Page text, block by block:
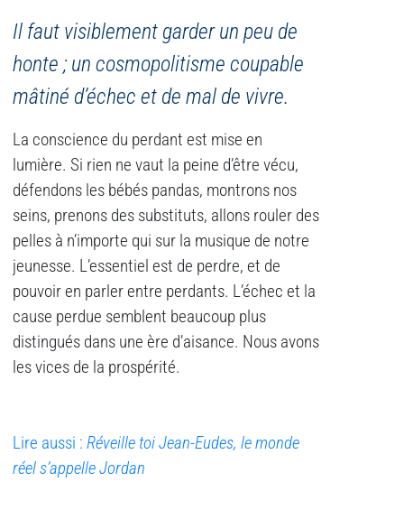
Il faut visiblement garder un peu de
honte ; un cosmopolitisme coupable
mâtiné d’échec et de mal de vivre.
La conscience du perdant est mise en
lumière. Si rien ne vaut la peine d’être vécu,
défendons les bébés pandas, montrons nos
seins, prenons des substituts, allons rouler des
pelles à n’importe qui sur la musique de notre
jeunesse. L’essentiel est de perdre, et de
pouvoir en parler entre perdants. L’échec et la
cause perdue semblent beaucoup plus
distingués dans une ère d’aisance. Nous avons
les vices de la prospérité.
Lire aussi : Réveille toi Jean-Eudes, le monde
réel s’appelle Jordan